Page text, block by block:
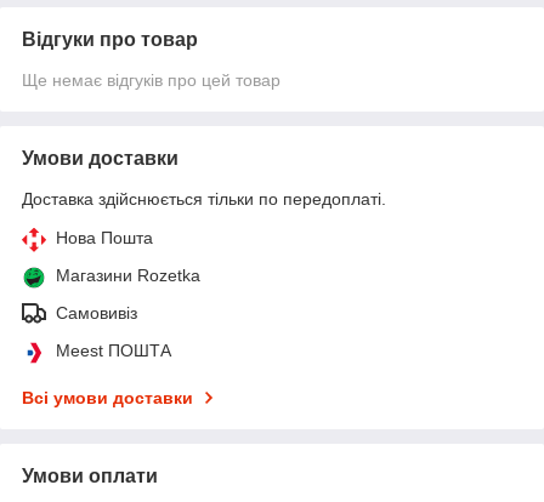
Відгуки про товар
Ще немає відгуків про цей товар
Умови доставки
Доставка здійснюється тільки по передоплаті.
Нова Пошта
Магазини Rozetka
Самовивіз
Meest ПОШТА
Всі умови доставки
Умови оплати